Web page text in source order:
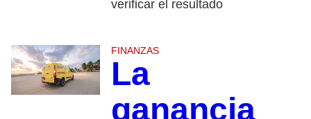
verificar el resultado
FINANZAS
La
ganancia